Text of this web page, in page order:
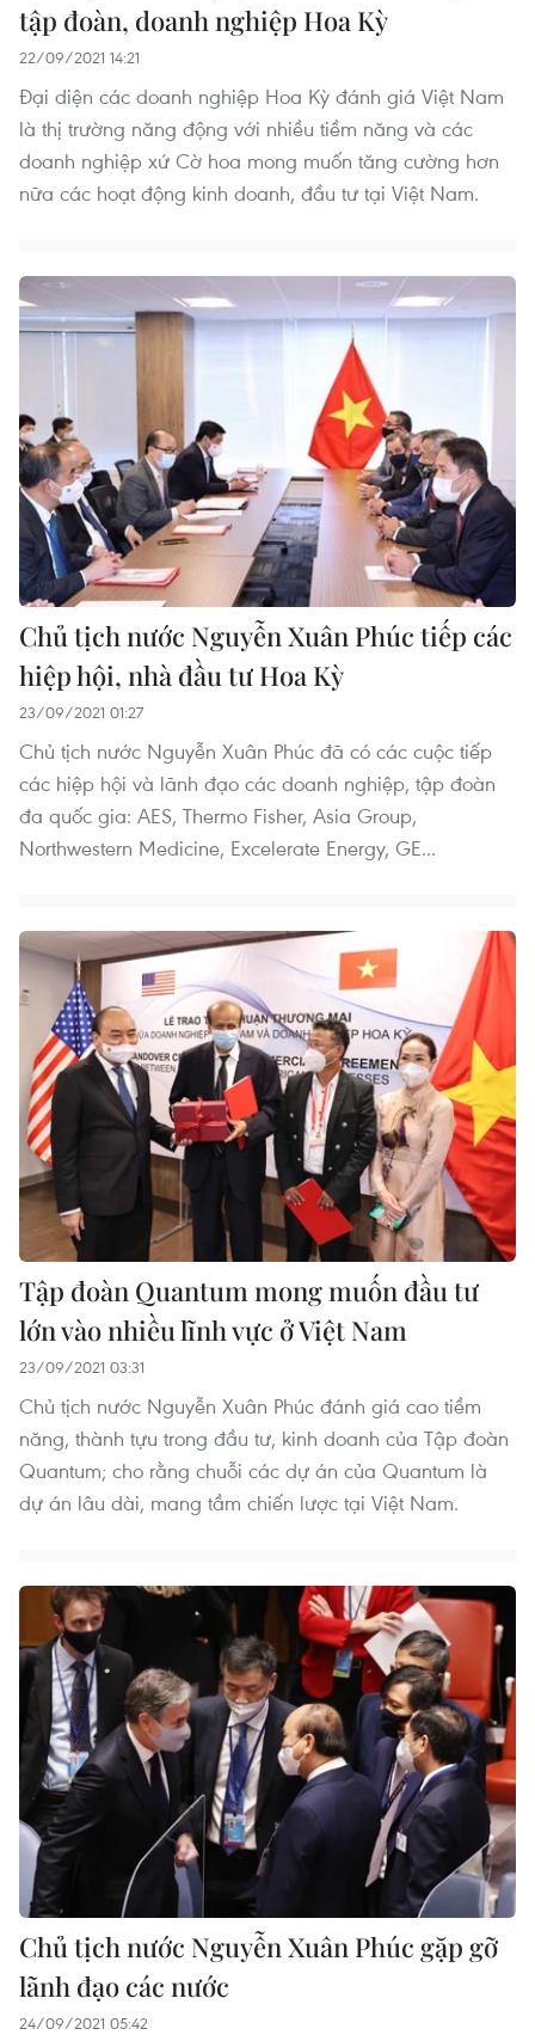
tập đoàn, doanh nghiệp Hoa Kỳ
22/09/2021 14:21
Đại diện các doanh nghiệp Hoa Kỳ đánh giá Việt Nam
là thị trường năng động với nhiều tiềm năng và các
doanh nghiệp xứ Cờ hoa mong muốn tăng cường hơn
nữa các hoạt động kinh doanh, đầu tư tại Việt Nam.
Chủ tịch nước Nguyễn Xuân Phúc tiếp các
hiệp hội, nhà đầu tư Hoa Kỳ
23/09/2021 01:27
Chủ tịch nước Nguyễn Xuân Phúc đã có các cuộc tiếp
các hiệp hội và lãnh đạo các doanh nghiệp, tập đoàn
đa quốc gia: AES, Thermo Fisher, Asia Group,
Northwestern Medicine, Excelerate Energy, GE...
Tập đoàn Quantum mong muốn đầu tư
lớn vào nhiều lĩnh vực ở Việt Nam
23/09/2021 03:31
Chủ tịch nước Nguyễn Xuân Phúc đánh giá cao tiềm
năng, thành tựu trong đầu tư, kinh doanh của Tập đoàn
Quantum; cho rằng chuỗi các dự án của Quantum là
dự án lâu dài, mang tầm chiến lược tại Việt Nam.
Chủ tịch nước Nguyễn Xuân Phúc gặp gỡ
lãnh đạo các nước
24/09/2021 05:42